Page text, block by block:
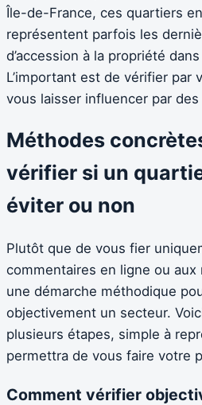
Île-de-France, ces quartiers
représentent parfois les
d’accession à la propriété
L’important est de vérifier par
vous laisser influencer par
Méthodes
vérifier si un
éviter ou non
Plutôt que de vous fier
commentaires en ligne ou aux
une démarche méthodique
objectivement un secteur.
plusieurs étapes, simple à
permettra de vous faire votre
Comment vérifier